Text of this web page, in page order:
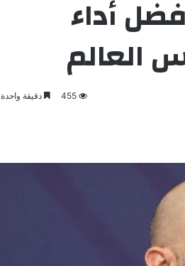
أداء
العالم
455 دقيقة واحدة